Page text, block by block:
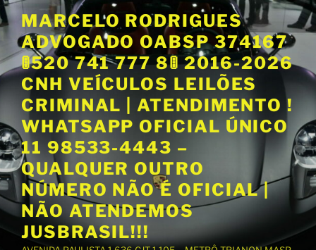
P
u
a
r
r
a
o
c
o
n
t
MARCELO RODRIGUES
ADVOGADO OABSP 374167
🚦520 741 777 8🚦 2016-2026
CNH VEÍCULOS LEILÕES
CRIMINAL | ATENDIMENTO !
WHATSAPP OFICIAL ÚNICO
11 98533-4443 –
QUALQUER OUTRO
NÚMERO NÃO É OFICIAL |
NÃO ATENDEMOS
JUSBRASIL!!!